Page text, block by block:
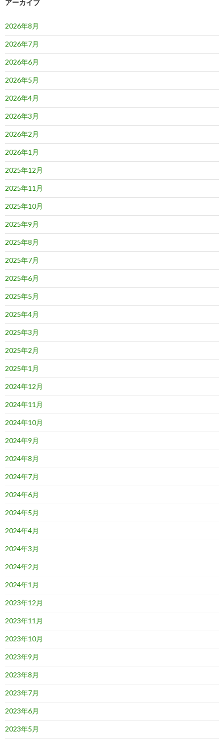
アーカイブ
2026年8月
2026年7月
2026年6月
2026年5月
2026年4月
2026年3月
2026年2月
2026年1月
2025年12月
2025年11月
2025年10月
2025年9月
2025年8月
2025年7月
2025年6月
2025年5月
2025年4月
2025年3月
2025年2月
2025年1月
2024年12月
2024年11月
2024年10月
2024年9月
2024年8月
2024年7月
2024年6月
2024年5月
2024年4月
2024年3月
2024年2月
2024年1月
2023年12月
2023年11月
2023年10月
2023年9月
2023年8月
2023年7月
2023年6月
2023年5月